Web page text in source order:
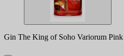
Gin The King of Soho Variorum